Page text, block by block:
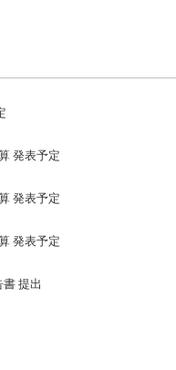
発表予定
発表予定
発表予定
提出